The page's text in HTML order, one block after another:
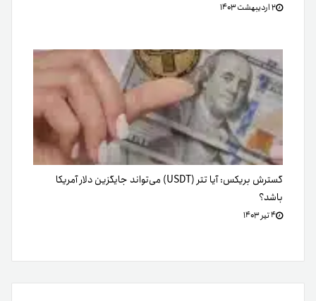
۲ اردیبهشت ۱۴۰۳
گسترش بریکس: آیا تتر (USDT) می‌تواند جایگزین دلار آمریکا
باشد؟
۴ تیر ۱۴۰۳